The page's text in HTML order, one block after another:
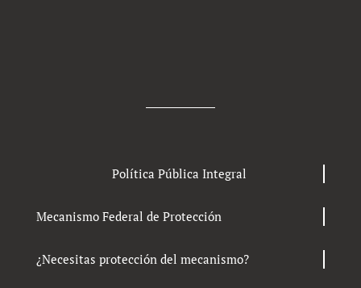
Política Pública Integral
Mecanismo Federal de Protección
¿Necesitas protección del mecanismo?